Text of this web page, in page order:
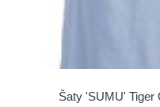
Šaty 'SUMU' Tiger